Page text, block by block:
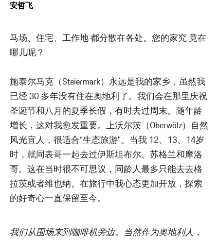
安哲飞
马场、住宅、工作地 都分散在各处。您的家究 竟在
哪儿呢？
施泰尔马克（Steiermark）永远是我的家乡，虽然我
已经 30 多年没有住在奥地利了。我们会在那里庆祝
圣诞节和八月的夏季长假，有时去过周末。随年龄
增长，这对我愈发重要。上沃尔茨（Oberwölz）自然
风光宜人，很适合“生态旅游”。当我 12、13、14岁
时，就同表哥一起去过伊斯坦布尔、苏格兰和摩洛
哥。这在当时很不可思议，同龄人最多只能去去格
拉茨或者维也纳。在旅行中我心态更加开放，探索
的好奇心一直保留至今。
我们从围场来到咖啡机旁边。当然作为奥地利人，